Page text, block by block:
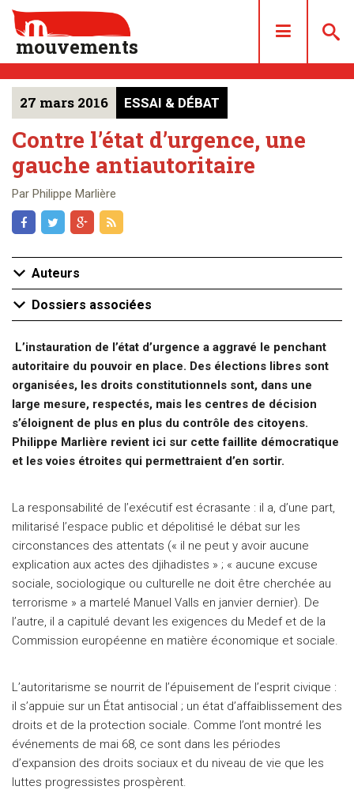
mouvements
DOSSIERS
ARTICLES
LES NUMÉROS
ACHAT/ABONNEMENT
CONTACT
27 mars 2016 ESSAI & DÉBAT
Contre l’état d’urgence, une
gauche antiautoritaire
Par Philippe Marlière
Auteurs
Dossiers associées
L’instauration de l’état d’urgence a aggravé le penchant
autoritaire du pouvoir en place. Des élections libres sont
organisées, les droits constitutionnels sont, dans une
large mesure, respectés, mais les centres de décision
s’éloignent de plus en plus du contrôle des citoyens.
Philippe Marlière revient ici sur cette faillite démocratique
et les voies étroites qui permettraient d’en sortir.
La responsabilité de l’exécutif est écrasante : il a, d’une part,
militarisé l’espace public et dépolitisé le débat sur les
circonstances des attentats (« il ne peut y avoir aucune
explication aux actes des djihadistes » ; « aucune excuse
sociale, sociologique ou culturelle ne doit être cherchée au
terrorisme » a martelé Manuel Valls en janvier dernier). De
l’autre, il a capitulé devant les exigences du Medef et de la
Commission européenne en matière économique et sociale.
L’autoritarisme se nourrit de l’épuisement de l’esprit civique :
il s’appuie sur un État antisocial ; un état d’affaiblissement des
droits et de la protection sociale. Comme l’ont montré les
événements de mai 68, ce sont dans les périodes
d’expansion des droits sociaux et du niveau de vie que les
luttes progressistes prospèrent.